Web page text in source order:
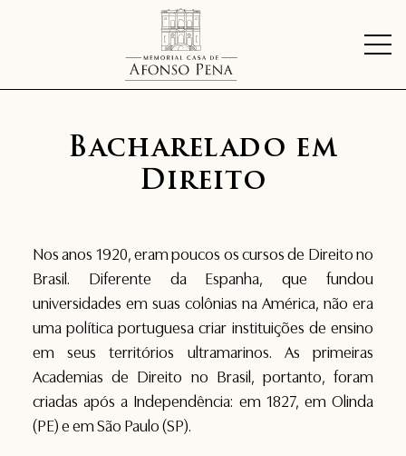
Bacharelado em
Direito
Nos anos 1920, eram poucos os cursos de Direito no
Brasil. Diferente da Espanha, que fundou
universidades em suas colônias na América, não era
uma política portuguesa criar instituições de ensino
em seus territórios ultramarinos. As primeiras
Academias de Direito no Brasil, portanto, foram
criadas após a Independência: em 1827, em Olinda
(PE) e em São Paulo (SP).